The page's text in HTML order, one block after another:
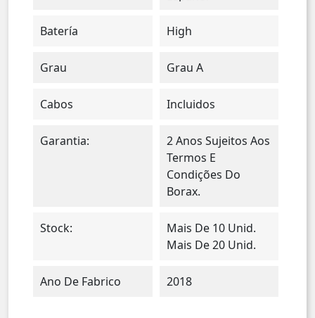
Batería High
Grau Grau A
Cabos Incluidos
Garantia:
2 Anos Sujeitos Aos
Termos E
Condições Do
Borax.
Stock:
Mais De 10 Unid.
Mais De 20 Unid.
Ano De Fabrico 2018